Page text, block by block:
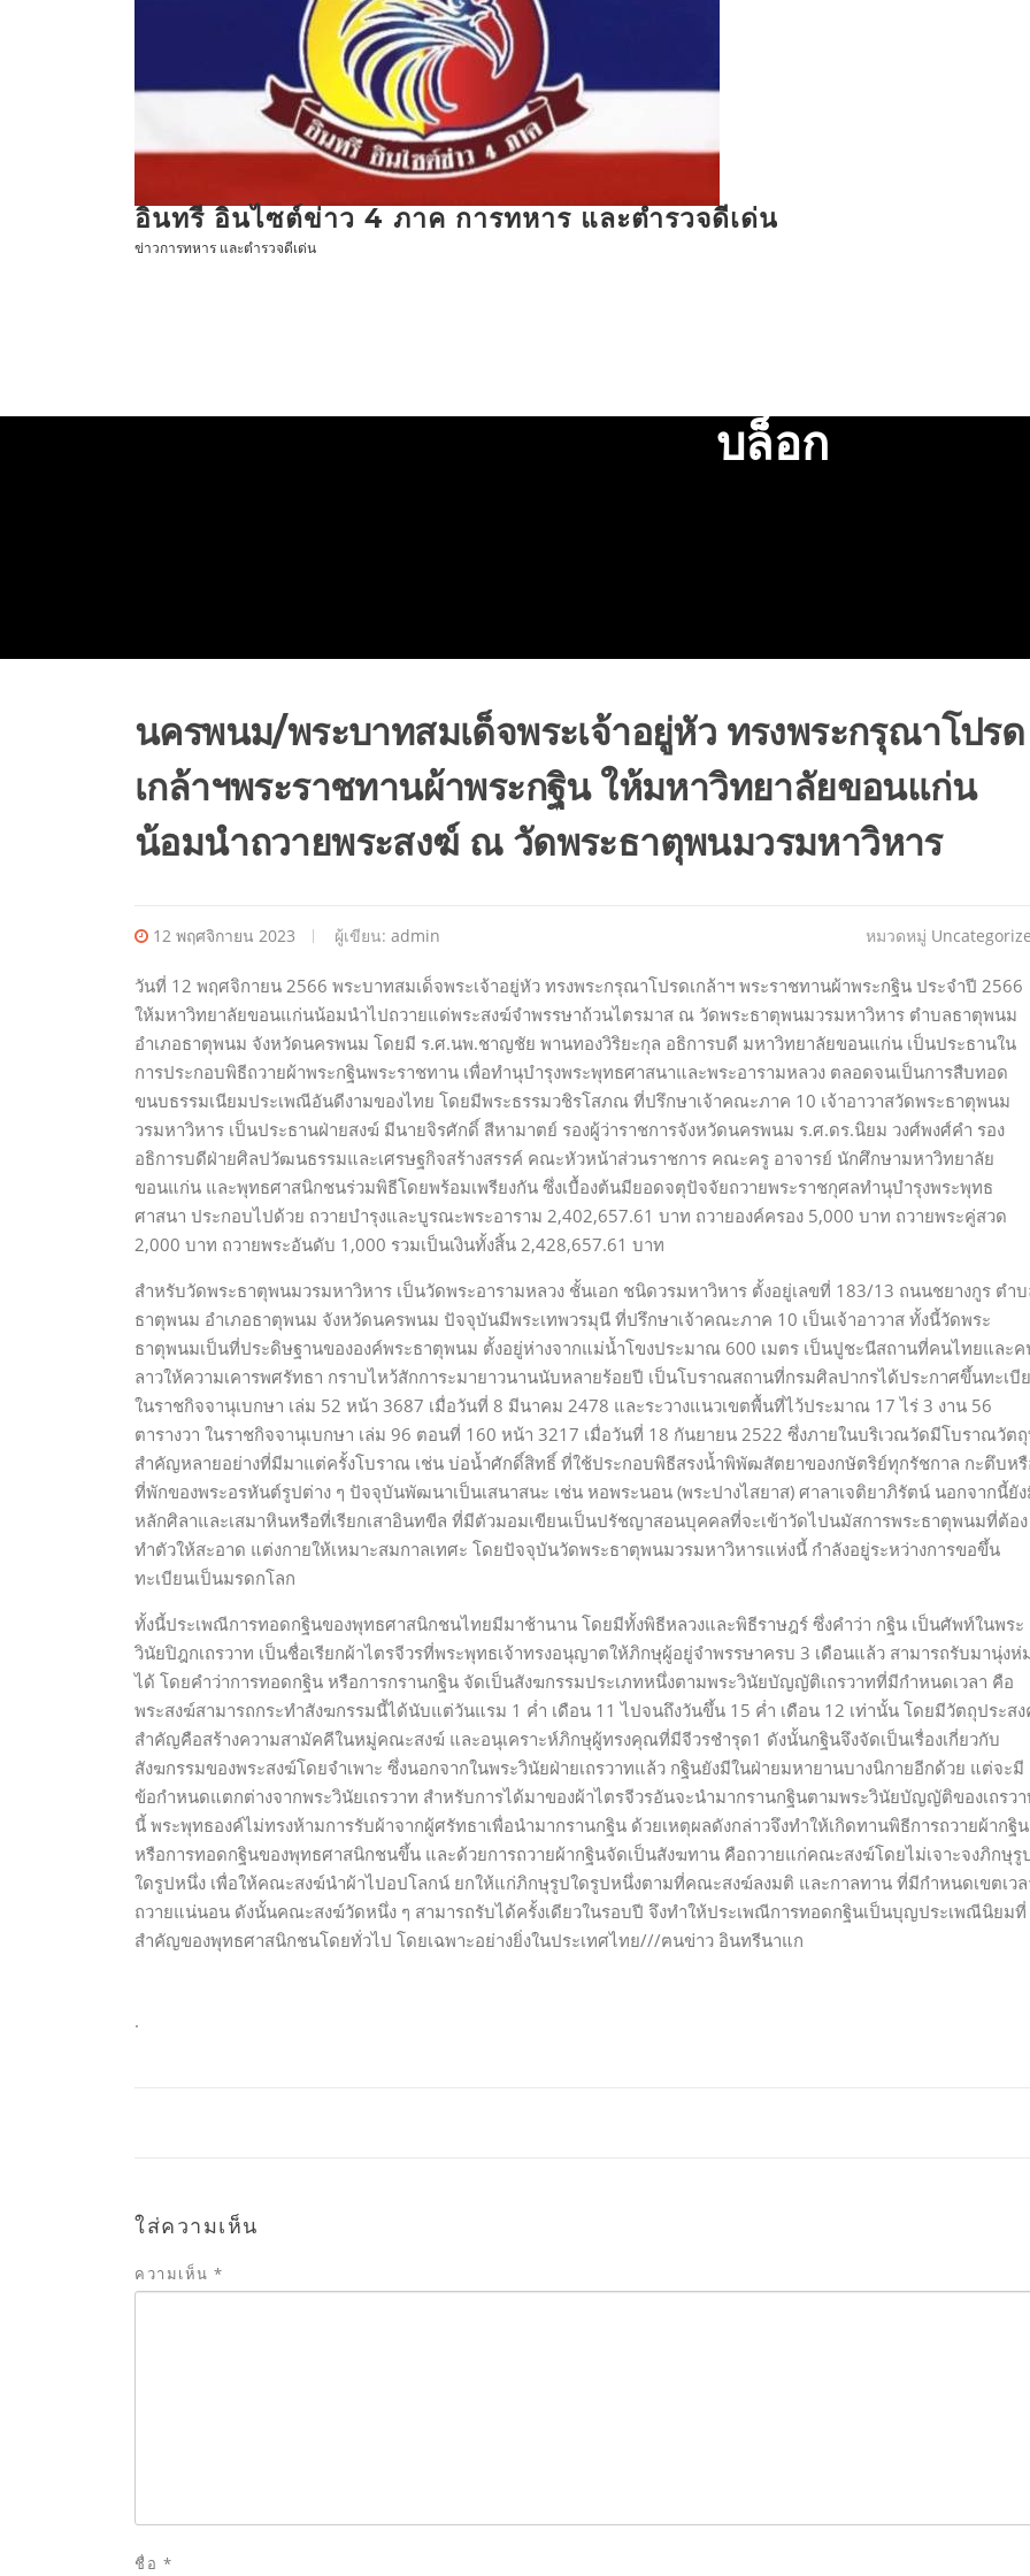
อินทรี อินไซต์ข่าว 4 ภาค การทหาร และตำรวจดีเด่น
ข่าวการทหาร และตำรวจดีเด่น
บล็อก
นครพนม/พระบาทสมเด็จพระเจ้าอยู่หัว ทรงพระกรุณาโปรด
เกล้าฯพระราชทานผ้าพระกฐิน ให้มหาวิทยาลัยขอนแก่น
น้อมนำถวายพระสงฆ์ ณ วัดพระธาตุพนมวรมหาวิหาร
12 พฤศจิกายน 2023 ผู้เขียน: admin หมวดหมู่
วันที่ 12 พฤศจิกายน 2566 พระบาทสมเด็จพระเจ้าอยู่หัว ทรงพระกรุณาโปรดเกล้าฯ พระราชทานผ้าพระกฐิน ประจำปี 2566
ให้มหาวิทยาลัยขอนแก่นน้อมนำไปถวายแด่พระสงฆ์จำพรรษาถ้วนไตรมาส ณ วัดพระธาตุพนมวรมหาวิหาร ตำบลธาตุพนม
อำเภอธาตุพนม จังหวัดนครพนม โดยมี ร.ศ.นพ.ชาญชัย พานทองวิริยะกุล อธิการบดี มหาวิทยาลัยขอนแก่น เป็นประธานใน
การประกอบพิธีถวายผ้าพระกฐินพระราชทาน เพื่อทำนุบำรุงพระพุทธศาสนาและพระอารามหลวง ตลอดจนเป็นการสืบทอด
ขนบธรรมเนียมประเพณีอันดีงามของไทย โดยมีพระธรรมวชิรโสภณ ที่ปรึกษาเจ้าคณะภาค 10 เจ้าอาวาสวัดพระธาตุพนม
วรมหาวิหาร เป็นประธานฝ่ายสงฆ์ มีนายจิรศักดิ์ สีหามาตย์ รองผู้ว่าราชการจังหวัดนครพนม ร.ศ.ดร.นิยม วงศ์พงศ์คำ รอง
อธิการบดีฝ่ายศิลปวัฒนธรรมและเศรษฐกิจสร้างสรรค์ คณะหัวหน้าส่วนราชการ คณะครู อาจารย์ นักศึกษามหาวิทยาลัย
ขอนแก่น และพุทธศาสนิกชนร่วมพิธีโดยพร้อมเพรียงกัน ซึ่งเบื้องต้นมียอดจตุปัจจัยถวายพระราชกุศลทำนุบำรุงพระพุทธ
ศาสนา ประกอบไปด้วย ถวายบำรุงและบูรณะพระอาราม 2,402,657.61 บาท ถวายองค์ครอง 5,000 บาท ถวายพระคู่สวด
2,000 บาท ถวายพระอันดับ 1,000 รวมเป็นเงินทั้งสิ้น 2,428,657.61 บาท
สำหรับวัดพระธาตุพนมวรมหาวิหาร เป็นวัดพระอารามหลวง ชั้นเอก ชนิดวรมหาวิหาร ตั้งอยู่เลขที่ 183/13 ถนนชยางกูร ตำ
ธาตุพนม อำเภอธาตุพนม จังหวัดนครพนม ปัจจุบันมีพระเทพวรมุนี ที่ปรึกษาเจ้าคณะภาค 10 เป็นเจ้าอาวาส ทั้งนี้วัดพระ
ธาตุพนมเป็นที่ประดิษฐานขององค์พระธาตุพนม ตั้งอยู่ห่างจากแม่น้ำโขงประมาณ 600 เมตร เป็นปูชะนีสถานที่คนไทยและ
ลาวให้ความเคารพศรัทธา กราบไหว้สักการะมายาวนานนับหลายร้อยปี เป็นโบราณสถานที่กรมศิลปากรได้ประกาศขึ้นทะเบี
ในราชกิจจานุเบกษา เล่ม 52 หน้า 3687 เมื่อวันที่ 8 มีนาคม 2478 และระวางแนวเขตพื้นที่ไว้ประมาณ 17 ไร่ 3 งาน 56
ตารางวา ในราชกิจจานุเบกษา เล่ม 96 ตอนที่ 160 หน้า 3217 เมื่อวันที่ 18 กันยายน 2522 ซึ่งภายในบริเวณวัดมีโบราณวัต
สำคัญหลายอย่างที่มีมาแต่ครั้งโบราณ เช่น บ่อน้ำศักดิ์สิทธิ์ ที่ใช้ประกอบพิธีสรงน้ำพิพัฒสัตยาของกษัตริย์ทุกรัชกาล กะตึบห
ที่พักของพระอรหันต์รูปต่าง ๆ ปัจจุบันพัฒนาเป็นเสนาสนะ เช่น หอพระนอน (พระปางไสยาส) ศาลาเจติยาภิรัตน์ นอกจากนี้ยั
หลักศิลาและเสมาหินหรือที่เรียกเสาอินทขีล ที่มีตัวมอมเขียนเป็นปรัชญาสอนบุคคลที่จะเข้าวัดไปนมัสการพระธาตุพนมที่ต้อง
ทำตัวให้สะอาด แต่งกายให้เหมาะสมกาลเทศะ โดยปัจจุบันวัดพระธาตุพนมวรมหาวิหารแห่งนี้ กำลังอยู่ระหว่างการขอขึ้น
ทะเบียนเป็นมรดกโลก
ทั้งนี้ประเพณีการทอดกฐินของพุทธศาสนิกชนไทยมีมาช้านาน โดยมีทั้งพิธีหลวงและพิธีราษฎร์ ซึ่งคำว่า กฐิน เป็นศัพท์ในพระ
วินัยปิฎกเถรวาท เป็นชื่อเรียกผ้าไตรจีวรที่พระพุทธเจ้าทรงอนุญาตให้ภิกษุผู้อยู่จำพรรษาครบ 3 เดือนแล้ว สามารถรับมานุ่งห่
ได้ โดยคำว่าการทอดกฐิน หรือการกรานกฐิน จัดเป็นสังฆกรรมประเภทหนึ่งตามพระวินัยบัญญัติเถรวาทที่มีกำหนดเวลา คือ
พระสงฆ์สามารถกระทำสังฆกรรมนี้ได้นับแต่วันแรม 1 ค่ำ เดือน 11 ไปจนถึงวันขึ้น 15 ค่ำ เดือน 12 เท่านั้น โดยมีวัตถุประส
สำคัญคือสร้างความสามัคคีในหมู่คณะสงฆ์ และอนุเคราะห์ภิกษุผู้ทรงคุณที่มีจีวรชำรุด1 ดังนั้นกฐินจึงจัดเป็นเรื่องเกี่ยวกับ
สังฆกรรมของพระสงฆ์โดยจำเพาะ ซึ่งนอกจากในพระวินัยฝ่ายเถรวาทแล้ว กฐินยังมีในฝ่ายมหายานบางนิกายอีกด้วย แต่จะมี
ข้อกำหนดแตกต่างจากพระวินัยเถรวาท สำหรับการได้มาของผ้าไตรจีวรอันจะนำมากรานกฐินตามพระวินัยบัญญัติของเถรว
นี้ พระพุทธองค์ไม่ทรงห้ามการรับผ้าจากผู้ศรัทธาเพื่อนำมากรานกฐิน ด้วยเหตุผลดังกล่าวจึงทำให้เกิดทานพิธีการถวายผ้ากฐิน
หรือการทอดกฐินของพุทธศาสนิกชนขึ้น และด้วยการถวายผ้ากฐินจัดเป็นสังฆทาน คือถวายแก่คณะสงฆ์โดยไม่เจาะจงภิกษุรู
ใดรูปหนึ่ง เพื่อให้คณะสงฆ์นำผ้าไปอปโลกน์ ยกให้แก่ภิกษุรูปใดรูปหนึ่งตามที่คณะสงฆ์ลงมติ และกาลทาน ที่มีกำหนดเขตเวล
ถวายแน่นอน ดังนั้นคณะสงฆ์วัดหนึ่ง ๆ สามารถรับได้ครั้งเดียวในรอบปี จึงทำให้ประเพณีการทอดกฐินเป็นบุญประเพณีนิยมที่
สำคัญของพุทธศาสนิกชนโดยทั่วไป โดยเฉพาะอย่างยิ่งในประเทศไทย///ฅนข่าว อินทรีนาแก
.
ใส่ความเห็น
ความเห็น *
ชื่อ *